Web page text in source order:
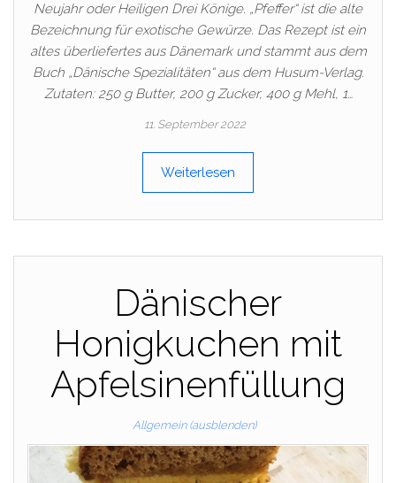
Neujahr oder Heiligen Drei Könige. „Pfeffer“ ist die alte
Bezeichnung für exotische Gewürze. Das Rezept ist ein
altes überliefertes aus Dänemark und stammt aus dem
Buch „Dänische Spezialitäten“ aus dem Husum-Verlag.
Zutaten: 250 g Butter, 200 g Zucker, 400 g Mehl, 1…
11. September 2022
Weiterlesen
Dänischer
Honigkuchen mit
Apfelsinenfüllung
Allgemein (ausblenden)